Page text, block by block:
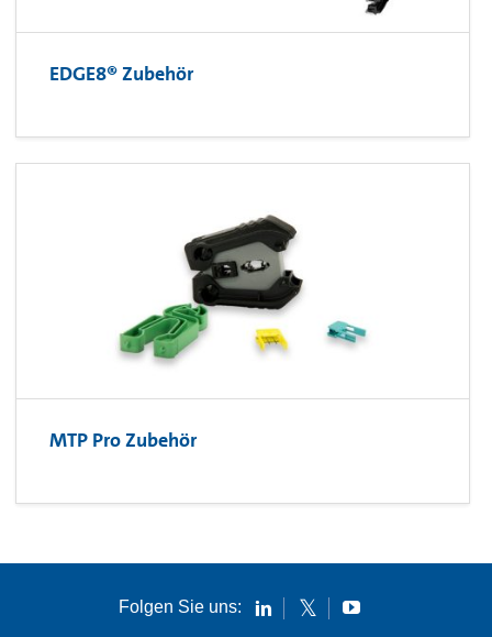
EDGE8® Zubehör
MTP Pro Zubehör
Folgen Sie uns: